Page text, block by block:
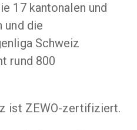
17 kantonalen und
und die
Schweiz
rund 800
ist ZEWO-zertifiziert.